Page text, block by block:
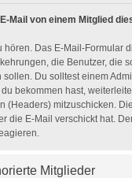
Mail von einem Mitglied
hören. Das E-Mail-Formular
die Benutzer, die
Du solltest einem
bekommen hast,
(Headers) mitzuschicken.
die E-Mail verschickt hat.
Mitglieder